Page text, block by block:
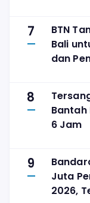
7
BTN
Bali
dan
8
Bantah
6 Jam
9
Juta
2026,